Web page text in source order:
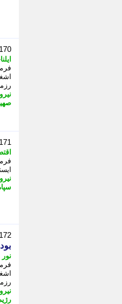
170 -
ایلنا
171 -
172 -
نور